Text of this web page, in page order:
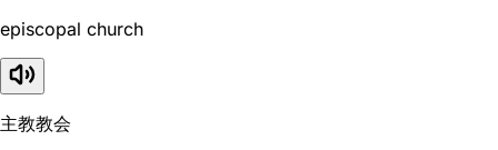
episcopal church
主教教会